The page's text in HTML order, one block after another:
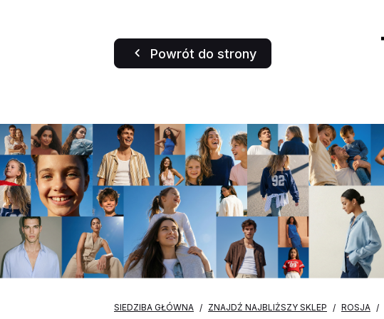
Powrót do strony
SIEDZIBA GŁÓWNA ZNAJDŹ NAJBLIŻSZY SKLEP ROSJA